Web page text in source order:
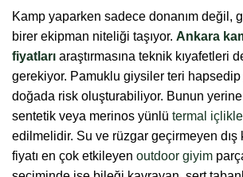
Kamp yaparken sadece donanım değil,
birer ekipman niteliği taşıyor. Ankara
fiyatları araştırmasına teknik kıyafetleri
gerekiyor. Pamuklu giysiler teri
doğada risk oluşturabiliyor. Bunun yerine
sentetik veya merinos yünlü termal
edilmelidir. Su ve rüzgar geçirmeyen dış
fiyatı en çok etkileyen outdoor giyim